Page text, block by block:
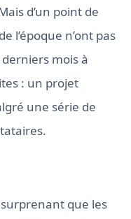
d’un point de
l’époque n’ont pas
mois à
: un projet
une série de
que les